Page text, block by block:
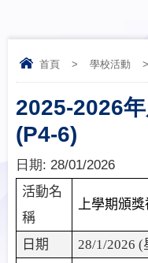
首頁 > 學校活動 >
2025-2026
(P4-6)
日期: 28/01/2026
活動名
稱
上學期頒獎
日期 28/1/2026 (